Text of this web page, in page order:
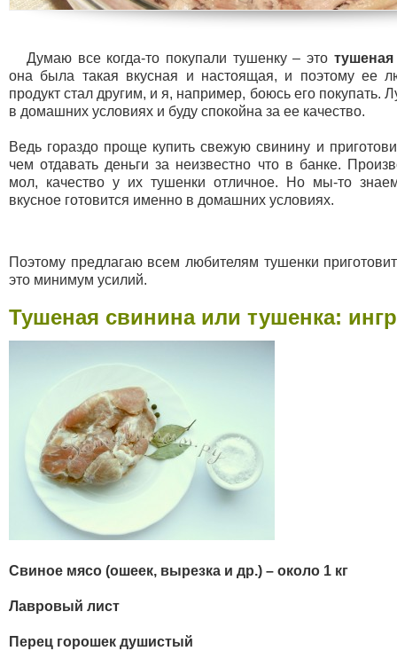
Думаю все когда-то покупали тушенку – это
она была такая вкусная и настоящая, и поэтому ее
продукт стал другим, и я, например, боюсь его покупать.
в домашних условиях и буду спокойна за ее качество.
Ведь гораздо проще купить свежую свинину и
чем отдавать деньги за неизвестно что в банке.
мол, качество у их тушенки отличное. Но мы-то
вкусное готовится именно в домашних условиях.
Поэтому предлагаю всем любителям тушенки
это минимум усилий.
Тушеная свинина или тушенка:
Свиное мясо (ошеек, вырезка и др.) – около 1 кг
Лавровый лист
Перец горошек душистый